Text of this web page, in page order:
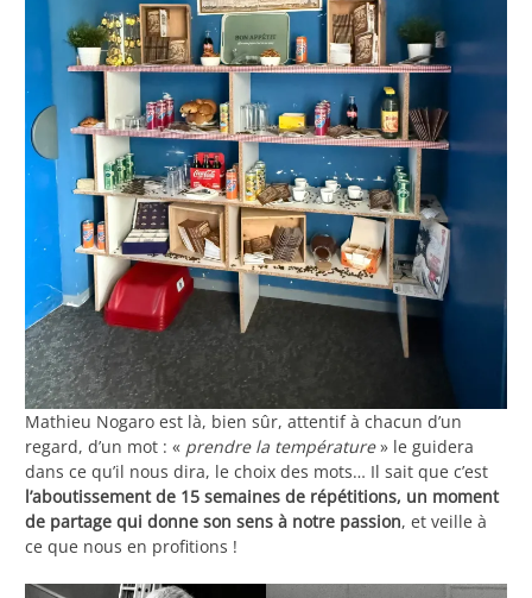
Mathieu Nogaro est là, bien sûr, attentif à chacun d’un
regard, d’un mot : « prendre la température» le guidera
dans ce qu’il nous dira, le choix des mots… Il sait que c’est
l’aboutissement de 15 semaines de répétitions, un moment
de partage qui donne son sens à notre passion, et veille à
ce que nous en profitions !